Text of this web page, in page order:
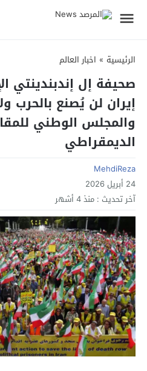
الرئيسية » اخبار العالم
صحيفة إل إندبندينتي
إيران لن يُصنع بالحرب
والمجلس الوطني
الديمقراطي
MehdiReza
24 أبريل 2026
آخر تحديث : منذ 4 أشهر